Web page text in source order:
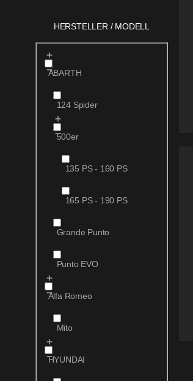
HERSTELLER / MODELL
ABARTH
124 Spider
500er
135 PS - 160 PS
165 PS - 190 PS
Grande Punto
Punto EVO
Alfa Romeo
Mito
HYUNDAI